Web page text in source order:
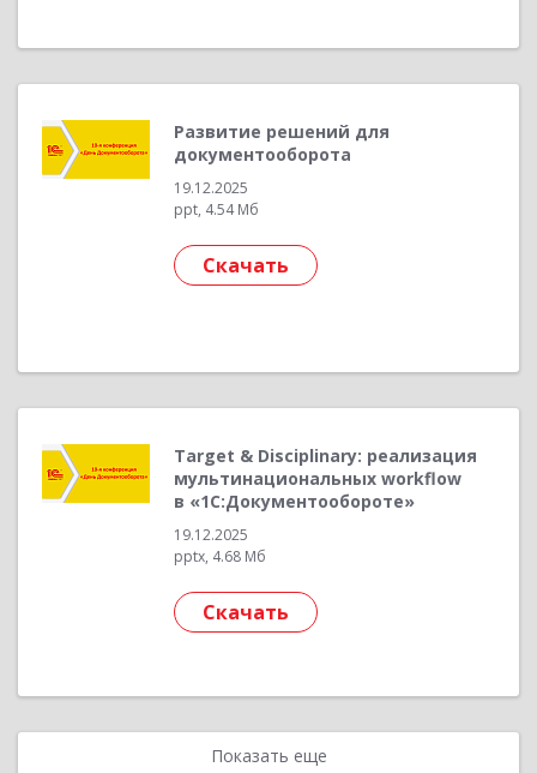
Развитие решений для
документооборота
19.12.2025
ppt, 4.54 Мб
Скачать
Target & Disciplinary: реализация
мультинациональных workflow
в «1С:Документообороте»
19.12.2025
pptx, 4.68 Мб
Скачать
Показать еще